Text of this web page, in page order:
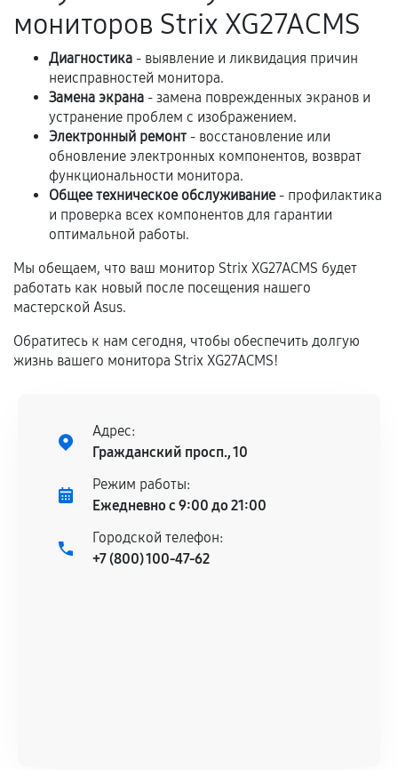
срока.
Программные сбои, если это не указано в
отдельных условиях.
Если комплектующие куплены
самостоятельно
Гарантия на выполненные работы может
сохраняться полностью или частично, если
соблюдены следующие условия:
Предоставленные детали подходят по
техническим параметрам и не имеют внешних
дефектов.
Установка была выполнена нашим сервисным
центром.
сервисный центр ответственности не несет.
мониторов Strix XG27ACMS
Диагностика - выявление и ликвидация причин
неисправностей монитора.
Замена экрана - замена поврежденных экранов и
устранение проблем с изображением.
Электронный ремонт - восстановление или
обновление электронных компонентов, возврат
функциональности монитора.
Общее техническое обслуживание- профилактика
и проверка всех компонентов для гарантии
оптимальной работы.
Мы обещаем, что ваш монитор Strix XG27ACMS будет
работать как новый после посещения нашего
мастерской Asus.
Обратитесь к нам сегодня, чтобы обеспечить долгую
жизнь вашего монитора Strix XG27ACMS!
Адрес:
Гражданский просп., 10
Режим работы:
Ежедневно с 9:00 до 21:00
Городской телефон:
+7 (800) 100-47-62